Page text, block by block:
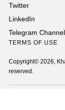
Twitter
LinkedIn
Telegram Channel
TERMS OF USE
Copyright© 2026,
reserved.